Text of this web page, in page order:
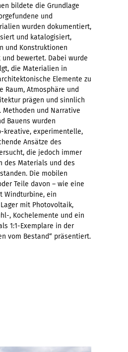
bildete die Grundlage
und
wurden dokumentiert,
und katalogisiert,
und Konstruktionen
bewertet. Dabei wurde
die Materialien in
Elemente zu
Raum, Atmosphäre und
prägen und sinnlich
Methoden und Narrative
Bauens wurden
kreative, experimentelle,
Ansätze des
die jedoch immer
des Materials und des
Die mobilen
Teile davon – wie eine
Windturbine, ein
mit Photovoltaik,
, Kochelemente und ein
1:1-Exemplare in der
vom Bestand“ präsentiert.